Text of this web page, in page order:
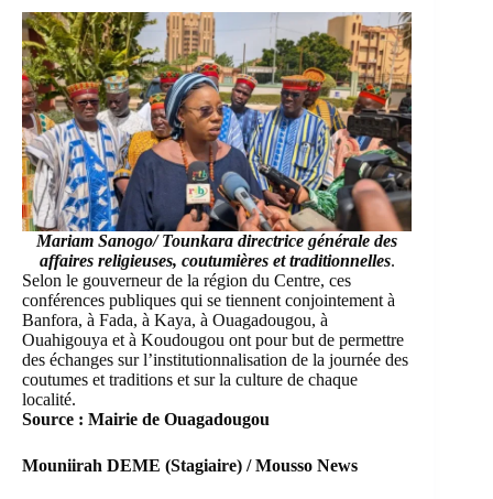
Mariam Sanogo/ Tounkara directrice générale des
affaires religieuses, coutumières et traditionnelles.
Selon le gouverneur de la région du Centre, ces
conférences publiques qui se tiennent conjointement à
Banfora, à Fada, à Kaya, à Ouagadougou, à
Ouahigouya et à Koudougou ont pour but de permettre
des échanges sur l’institutionnalisation de la journée des
coutumes et traditions et sur la culture de chaque
localité.
Source : Mairie de Ouagadougou
Mouniirah DEME (Stagiaire) / Mousso News